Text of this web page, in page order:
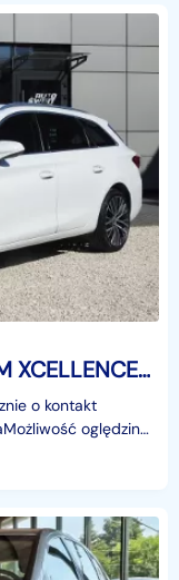
SEAT Leon 1.5 TSI DSG 150 KM XCELLENCE BEZWYPADKOWY ORYG.LAKIER FV23%
o kontakt
oględzin